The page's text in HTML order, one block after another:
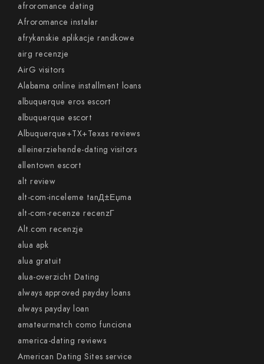
afroromance dating
Afroromance instalar
afrykanskie aplikacje randkowe
airg recenzje
AirG visitors
Alabama online installment loans
albuquerque eros escort
albuquerque escort
Albuquerque+TX+Texas reviews
alleinerziehende-dating visitors
allentown escort
alt review
alt-com-inceleme tanД±Еџma
alt-com-recenze recenzГ­
Alt.com recenzje
alua apk
alua gratuit
alua-overzicht Dating
always approved payday loans
always payday loan
amateurmatch como funciona
america-dating reviews
American Dating Sites service